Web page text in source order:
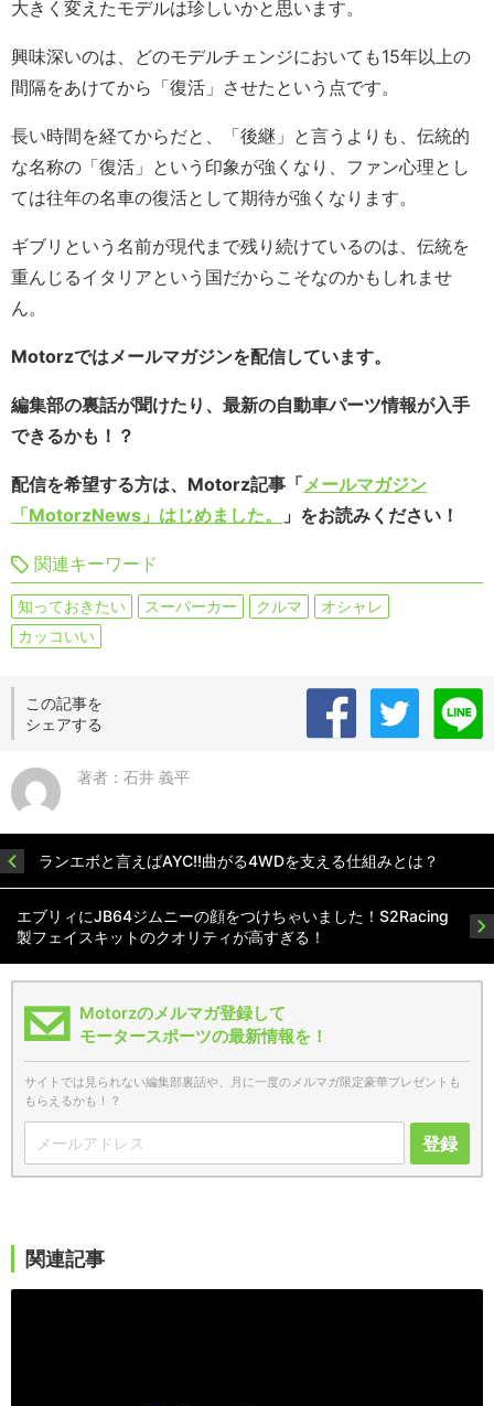
大きく変えたモデルは珍しいかと思います。
興味深いのは、どのモデルチェンジにおいても15年以上の
間隔をあけてから「復活」させたという点です。
長い時間を経てからだと、「後継」と言うよりも、伝統的
な名称の「復活」という印象が強くなり、ファン心理とし
ては往年の名車の復活として期待が強くなります。
ギブリという名前が現代まで残り続けているのは、伝統を
重んじるイタリアという国だからこそなのかもしれませ
ん。
Motorzではメールマガジンを配信しています。
編集部の裏話が聞けたり、最新の自動車パーツ情報が入手
できるかも！？
配信を希望する方は、Motorz記事「メールマガジン
「MotorzNews」はじめました。
」をお読みください！
関連キーワード
知っておきたい スーパーカー クルマ
オシャレ
カッコいい
この記事を
シェアする
著者：石井 義平
ランエボと言えばAYC!!曲がる4WDを支える仕組みとは？
エブリィにJB64ジムニーの顔をつけちゃいました！S2Racing
製フェイスキットのクオリティが高すぎる！
Motorzのメルマガ登録して
モータースポーツの最新情報を！
サイトでは見られない編集部裏話や、月に一度のメルマガ限定豪華プレゼントも
もらえるかも！？
登録
関連記事